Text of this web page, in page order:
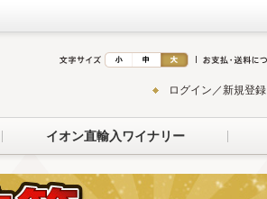
ログイン／新規登録
イオン直輸入ワイナリー